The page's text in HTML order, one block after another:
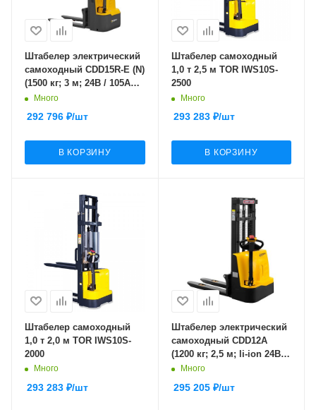
Штабелер электрический
самоходный CDD15R-E (N)
(1500 кг; 3 м; 24В / 105Ач)
SMARTLIFT (SMART)
Много
292 796 ₽/шт
В КОРЗИНУ
Штабелер самоходный
1,0 т 2,5 м TOR IWS10S-
2500
Много
293 283₽/шт
В КОРЗИНУ
Штабелер самоходный
1,0 т 2,0 м TOR IWS10S-
2000
Много
293 283 ₽/шт
Штабелер электрический
самоходный CDD12A
(1200 кг; 2,5 м; li-ion 24В /
60Ач) SMARTLIFT
Много
295 205₽/шт